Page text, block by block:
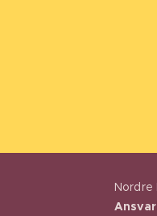
Nordre